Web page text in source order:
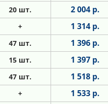
20 шт. 2 004 р.
+ 1 314 р.
47 шт. 1 396 р.
15 шт. 1 397 р.
47 шт. 1 518 р.
+ 1 533 р.